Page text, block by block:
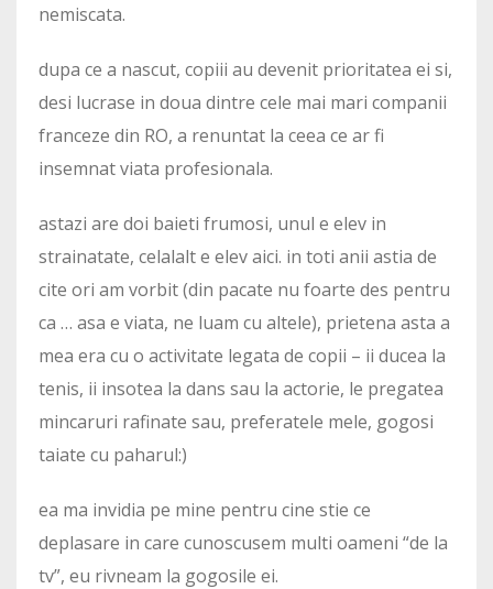
nemiscata.
dupa ce a nascut, copiii au devenit prioritatea ei si,
desi lucrase in doua dintre cele mai mari companii
franceze din RO, a renuntat la ceea ce ar fi
insemnat viata profesionala.
astazi are doi baieti frumosi, unul e elev in
strainatate, celalalt e elev aici. in toti anii astia de
cite ori am vorbit (din pacate nu foarte des pentru
ca … asa e viata, ne luam cu altele), prietena asta a
mea era cu o activitate legata de copii – ii ducea la
tenis, ii insotea la dans sau la actorie, le pregatea
mincaruri rafinate sau, preferatele mele, gogosi
taiate cu paharul:)
ea ma invidia pe mine pentru cine stie ce
deplasare in care cunoscusem multi oameni “de la
tv”, eu rivneam la gogosile ei.